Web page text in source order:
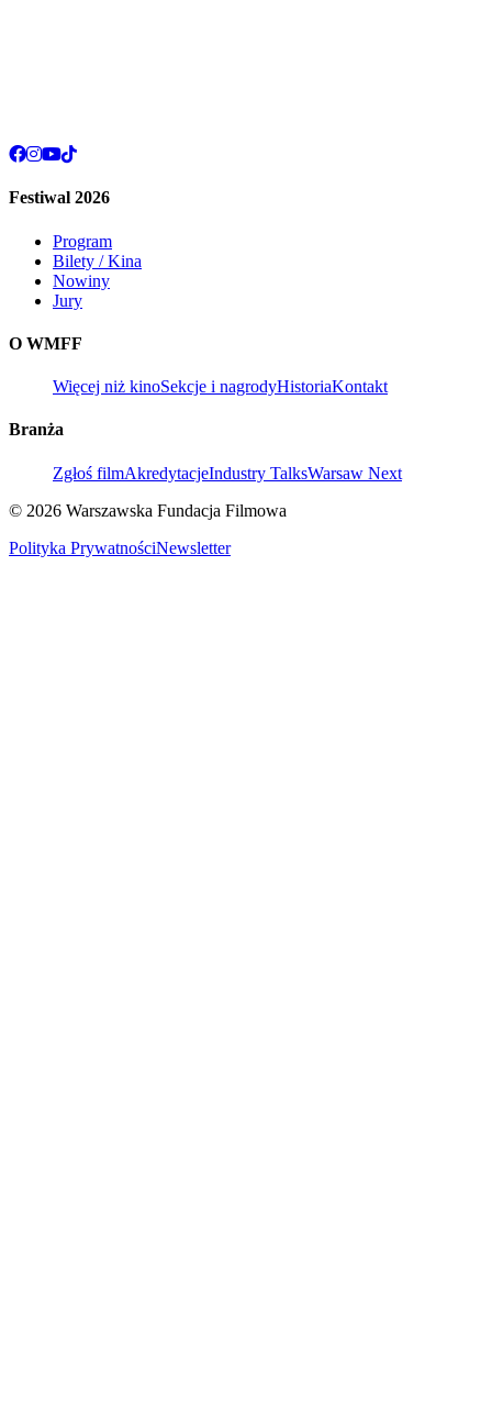
Festiwal 2026
Program
Bilety / Kina
Nowiny
Jury
O WMFF
Więcej niż kinoSekcje i nagrodyHistoriaKontakt
Branża
Zgłoś filmAkredytacjeIndustry TalksWarsaw Next
© 2026 Warszawska Fundacja Filmowa
Polityka PrywatnościNewsletter